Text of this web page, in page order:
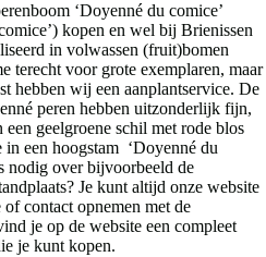
‘Doyenné du comice’
kopen en wel bij Brienissen
in volwassen (fruit)bomen
terecht voor grote exemplaren, maar
hebben wij een aanplantservice. De
peren hebben uitzonderlijk fijn,
geelgroene schil met rode blos
in een hoogstam ‘Doyenné du
nodig over bijvoorbeeld de
Je kunt altijd onze website
contact opnemen met de
je op de website een compleet
je kunt kopen.